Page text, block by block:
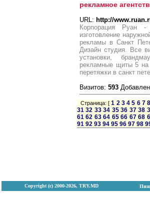
рекламное
URL: http://
Корпорация Руан -
изготовление
рекламы в Санкт
Дизайн студия. Все
установки,
рекламные щиты 5
перетяжки в санкт
Визитов: 593
Страница: [1 2 3 4 5 6 7 8
31 32 33 34 35 36 37 38
61 62 63 64 65 66 67 68
91 92 93 94 95 96 97 98
Copyright (с) 2000-2026, TRY.MD